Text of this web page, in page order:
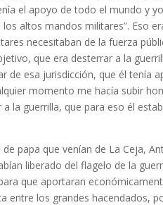
el apoyo de todo el mundo y
altos mandos militares”. Eso
necesitaban de la fuerza
que era desterrar a la
de esa jurisdicción, que él tenía
momento me hacía subir
la guerrilla, que para eso él
papa que venían de La Ceja,
liberado del flagelo de la
que aportaran
entre los grandes hacendados,